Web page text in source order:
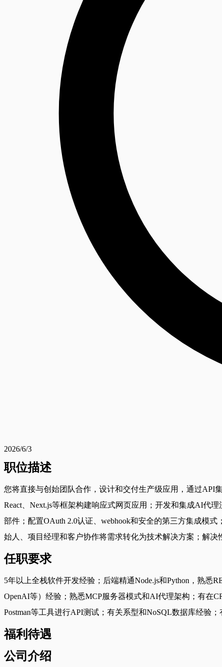
2026/6/3
职位描述
您将直接与创始团队合作，设计和交付生产级应用，通过API
React、Next.js等框架构建响应式网页应用；开发和集成AI代
部件；配置OAuth 2.0认证、webhook和安全的第三方集成模
始人、项目经理和客户协作将需求转化为技术解决方案；解
任职要求
5年以上全栈软件开发经验；后端精通Node.js和Python，熟悉
OpenAI等）经验；熟悉MCP服务器模式和AI代理架构；有在
Postman等工具进行API测试；有关系型和NoSQL数据库经验
福利待遇
公司介绍